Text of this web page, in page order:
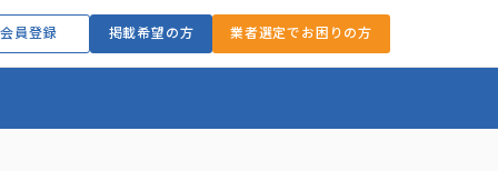
会員登録 掲載希望の方 業者選定でお困りの方